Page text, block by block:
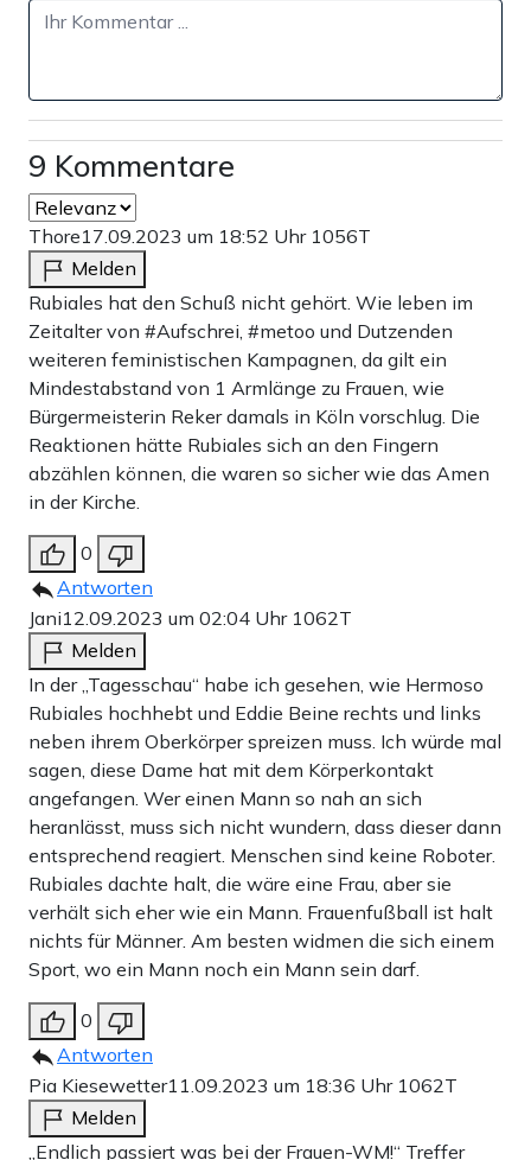
Druck offensichtlich nachgegeben.
Der Kuss war kein Skandal
Die rasante Eskalation des Kuss-Skandals befremdet.
Erst recht, wenn man sich das Videoaufzeichungen
anguckt, die Hermoso noch kurz nach ihrem WM-Sieg
veröffentlichte. Die vereinte
Übersetzungseinheit hat sich zusammengetan und sich das
damals viel zitierteVideoangeschaut. Es ist eine
ausgelassene Partystimmung zu sehen. Hermoso filmt
sich dabei, wie sie aus einer Sektflasche trinkt. Im
Hintergrund scheint jemand über den Kuss zu sprechen –
Hermoso ruft: „Aber es hat mir nicht gefallen!“. Sie lacht
danach in die Kamera. Dann scheint sie jemand zu fragen,
warum sie nichts gemacht habe. Hermoso antwortet
Männerstimme: „War’s denn mit Zunge?“. Die Fußballerin
macht eine verneinende Geste. „Ein bisschen schon“, sagt
der Mann – Hermoso lacht. Später sieht man die Spielerin
grinsend im Arm von Luis Rubiales in der Umkleide
9 Kommentare
Thore17.09.2023 um 18:52 Uhr 1056T
Melden
Rubiales hat den Schuß nicht gehört. Wie leben im
Zeitalter von #Aufschrei, #metoo und Dutzenden
weiteren feministischen Kampagnen, da gilt ein
Mindestabstand von 1 Armlänge zu Frauen, wie
Bürgermeisterin Reker damals in Köln vorschlug. Die
Reaktionen hätte Rubiales sich an den Fingern
abzählen können, die waren so sicher wie das Amen
in der Kirche.
0
Antworten
Jani12.09.2023 um 02:04 Uhr 1062T
Melden
In der „Tagesschau“ habe ich gesehen, wie Hermoso
Rubiales hochhebt und Eddie Beine rechts und links
neben ihrem Oberkörper spreizen muss. Ich würde mal
sagen, diese Dame hat mit dem Körperkontakt
angefangen. Wer einen Mann so nah an sich
heranlässt, muss sich nicht wundern, dass dieser dann
entsprechend reagiert. Menschen sind keine Roboter.
Rubiales dachte halt, die wäre eine Frau, aber sie
verhält sich eher wie ein Mann. Frauenfußball ist halt
nichts für Männer. Am besten widmen die sich einem
Sport, wo ein Mann noch ein Mann sein darf.
0
Antworten
Pia Kiesewetter11.09.2023 um 18:36 Uhr 1062T
Melden
„Endlich passiert was bei der Frauen-WM!“ Treffer